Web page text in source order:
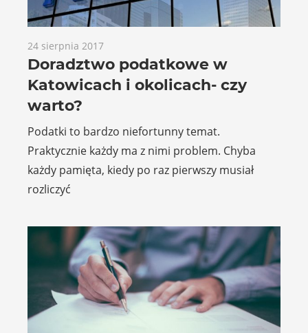
24 sierpnia 2017
Doradztwo podatkowe w
Katowicach i okolicach- czy
warto?
Podatki to bardzo niefortunny temat.
Praktycznie każdy ma z nimi problem. Chyba
każdy pamięta, kiedy po raz pierwszy musiał
rozliczyć